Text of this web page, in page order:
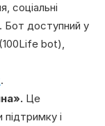
соціальні
Бот доступний у
bot),
.
Це
і